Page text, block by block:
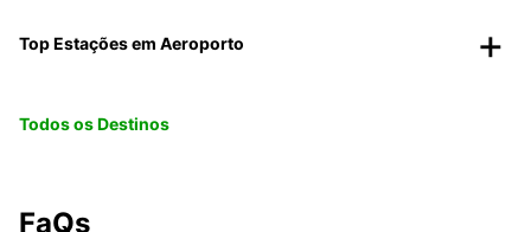
Top Estações em Aeroporto
Todos os Destinos
FaQs